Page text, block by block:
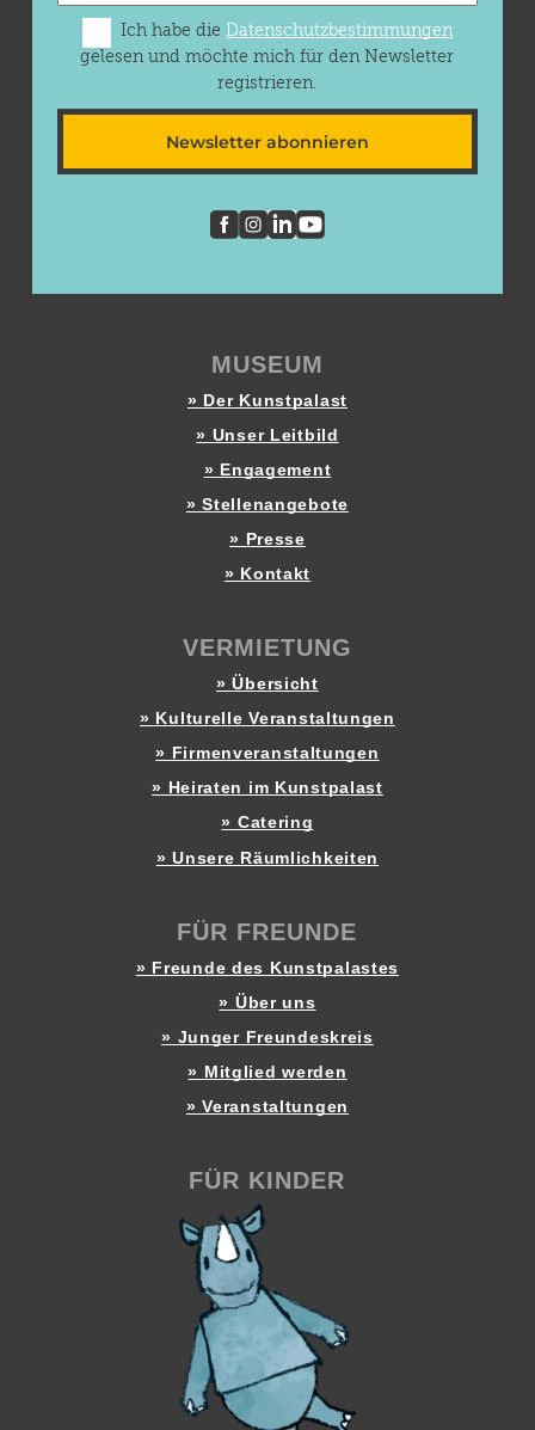
Ich habe dieDatenschutzbestimmungen
gelesen und möchte mich für den Newsletter
registrieren.
Newsletter abonnieren
MUSEUM
» Der Kunstpalast
» Unser Leitbild
» Engagement
» Stellenangebote
» Presse
» Kontakt
VERMIETUNG
» Übersicht
» Kulturelle Veranstaltungen
» Firmenveranstaltungen
» Heiraten im Kunstpalast
» Catering
» Unsere Räumlichkeiten
FÜR FREUNDE
» Freunde des Kunstpalastes
» Über uns
» Junger Freundeskreis
» Mitglied werden
» Veranstaltungen
FÜR KINDER